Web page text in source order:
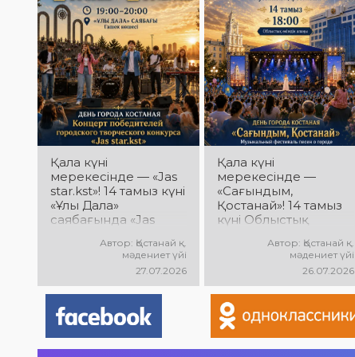
орындау, қуатты
энергия мен көтеріңкі
мерекелік көңіл күй
күтеді!
Қала күні
мерекесінде — «Jas
star.kst»! 14 тамыз күні
«Ұлы Дала»
саябағында «Jas
шығармашылық
жеңімпаздарының
концерті өтеді!
Сіздерді жас
таланттардың
жарқын өнері,
заманауи әндер,
Автор: Қостанай қ.
мәдениет үйі
27.07.2026
Қала күні
мерекесінде —
«Сағындым,
Қостанай»! 14 тамыз
күні Облыстық
қала туралы
Қостанай»
музыкалық
фестивалі өтеді!
Сіздерді туған қалаға
арналған әсем
Автор: Қостанай қ.
мәдениет үйі
26.07.2026